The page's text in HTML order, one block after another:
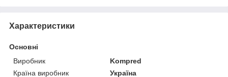
Характеристики
Основні
Виробник
Kompred
Країна виробник
Україна